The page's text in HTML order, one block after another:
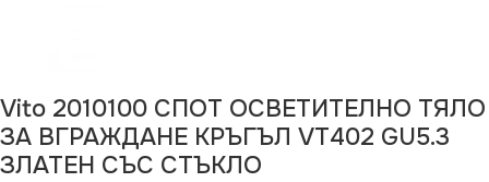
Vito 2010100 СПОТ ОСВЕТИТЕЛНО ТЯЛО
ЗА ВГРАЖДАНЕ КРЪГЪЛ VT402 GU5.3
ЗЛАТЕН СЪС СТЪКЛО